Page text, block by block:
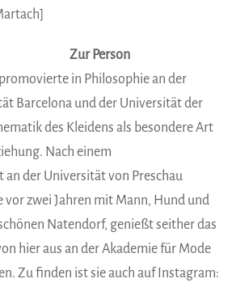
Zur Person
in Philosophie an der
Barcelona und der Universität der
des Kleidens als besondere Art
Nach einem
an der Universität von ­Preschau
vor zwei Jahren mit Mann, Hund und
Natendorf, genießt seither das
hier aus an der Akademie für Mode
Zu finden ist sie auch auf ­Instagram: